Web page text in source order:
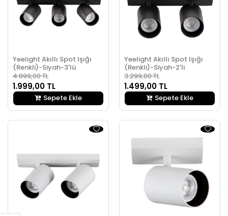
Yeelight Akıllı Spot Işığı
(Renkli)-Siyah-3'lü
4.899,00 TL
1.999,00 TL
Sepete Ekle
Yeelight Akıllı Spot Işığı
(Renkli)-Siyah-2'li
3.299,00 TL
1.499,00 TL
Sepete Ekle